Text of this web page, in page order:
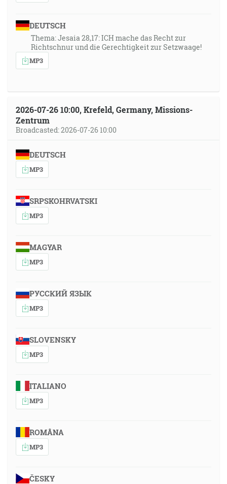
DEUTSCH
Thema: Jesaia 28,17: ICH mache das Recht zur
Richtschnur und die Gerechtigkeit zur Setzwaage!
MP3
2026-07-26 10:00, Krefeld, Germany, Missions-
Zentrum
Broadcasted: 2026-07-26 10:00
DEUTSCH
MP3
SRPSKOHRVATSKI
MP3
MAGYAR
MP3
РУССКИЙ ЯЗЫК
MP3
SLOVENSKY
MP3
ITALIANO
MP3
ROMÂNA
MP3
ČESKY